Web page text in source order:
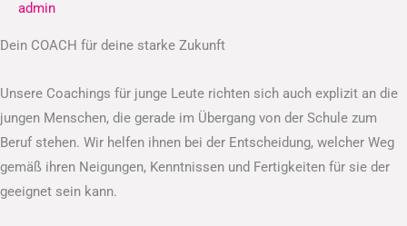
admin
Dein COACH für deine starke Zukunft
Unsere Coachings für junge Leute richten sich auch explizit an die
jungen Menschen, die gerade im Übergang von der Schule zum
Beruf stehen. Wir helfen ihnen bei der Entscheidung, welcher Weg
gemäß ihren Neigungen, Kenntnissen und Fertigkeiten für sie der
geeignet sein kann.